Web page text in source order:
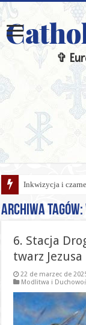
✞
Inkwizycja i
Archiwa tagów:
6. Stacja
twarz Jezusa
22 de marzec de
Modlitwa i